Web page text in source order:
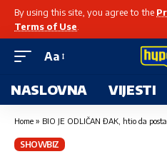
By using this site, you agree to the
Terms of Use
Aa
NASLOVNA VIJESTI
Home » BIO JE ODLIČAN ĐAK, htio da postane vrhunski sportista, obožavao je profesorku biologije, a
SHOWBIZ